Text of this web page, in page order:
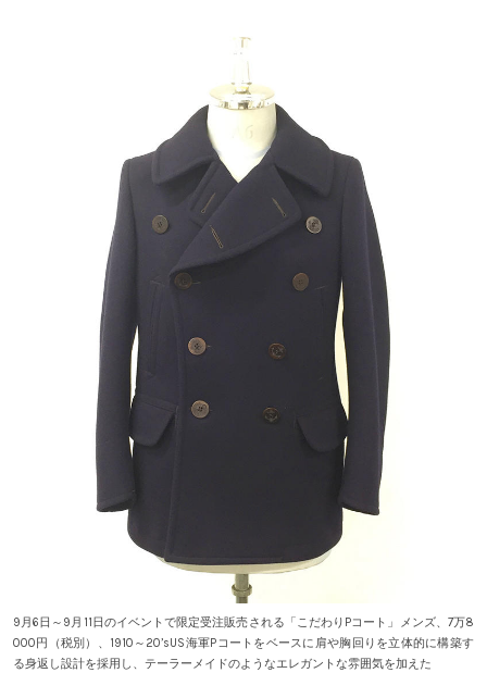
9月6日～9月11日のイベントで限定受注販売される「こだわりPコート」メンズ、7万8
000円（税別）、1910～20’sUS海軍Pコートをベースに肩や胸回りを立体的に構築す
る身返し設計を採用し、テーラーメイドのようなエレガントな雰囲気を加えた